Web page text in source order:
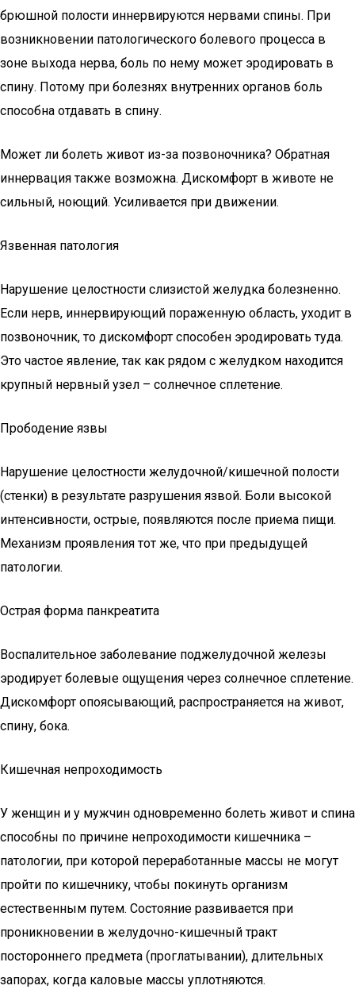
брюшной полости иннервируются нервами спины. При
возникновении патологического болевого процесса в
зоне выхода нерва, боль по нему может эродировать в
спину. Потому при болезнях внутренних органов боль
способна отдавать в спину.
Может ли болеть живот из-за позвоночника? Обратная
иннервация также возможна. Дискомфорт в животе не
сильный, ноющий. Усиливается при движении.
Язвенная патология
Нарушение целостности слизистой желудка болезненно.
Если нерв, иннервирующий пораженную область, уходит в
позвоночник, то дискомфорт способен эродировать туда.
Это частое явление, так как рядом с желудком находится
крупный нервный узел – солнечное сплетение.
Прободение язвы
Нарушение целостности желудочной/кишечной полости
(стенки) в результате разрушения язвой. Боли высокой
интенсивности, острые, появляются после приема пищи.
Механизм проявления тот же, что при предыдущей
патологии.
Острая форма панкреатита
Воспалительное заболевание поджелудочной железы
эродирует болевые ощущения через солнечное сплетение.
Дискомфорт опоясывающий, распространяется на живот,
спину, бока.
Кишечная непроходимость
У женщин и у мужчин одновременно болеть живот и спина
способны по причине непроходимости кишечника –
патологии, при которой переработанные массы не могут
пройти по кишечнику, чтобы покинуть организм
естественным путем. Состояние развивается при
проникновении в желудочно-кишечный тракт
постороннего предмета (проглатывании), длительных
запорах, когда каловые массы уплотняются.